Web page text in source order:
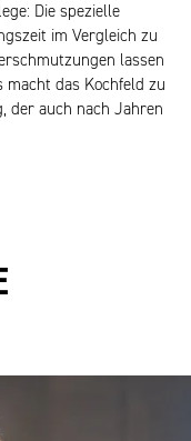
Die spezielle
im Vergleich zu
lassen
macht das Kochfeld zu
der auch nach Jahren